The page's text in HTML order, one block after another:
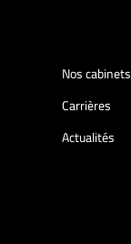
Nos cabinets
Carrières
Actualités